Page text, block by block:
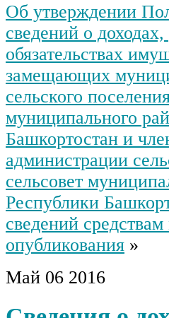
Об утверждении
сведений о
обязательствах
замещающих
сельского
муниципального
Башкортостан и
администрации
сельсовет
Республики
сведений
опубликования »
Май 06 2016